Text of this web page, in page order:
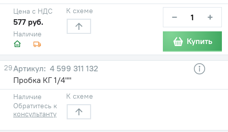
Наличие
Цена с НДС
577 руб.
К схеме − +
Купить
29
4 599 311 132
Пробка КГ 1/4""
Наличие
Обратитесь к
консультанту
К схеме